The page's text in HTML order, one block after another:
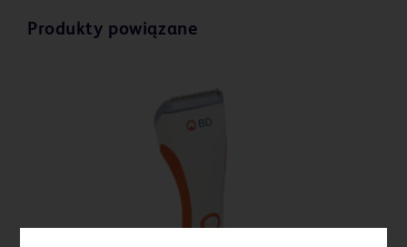
Produkty powiązane